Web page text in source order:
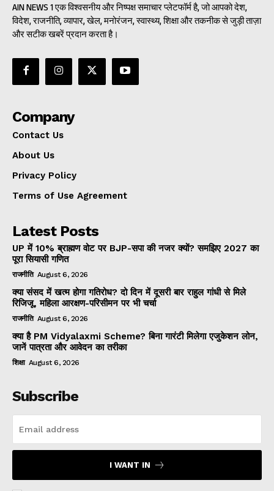
AIN NEWS 1 एक विश्वसनीय और निष्पक्ष समाचार प्लेटफॉर्म है, जो आपको देश,
विदेश, राजनीति, व्यापार, खेल, मनोरंजन, स्वास्थ्य, शिक्षा और तकनीक से जुड़ी ताज़ा
और सटीक खबरें प्रदान करता है।
Company
Contact Us
About Us
Privacy Policy
Terms of Use Agreement
Latest Posts
UP में 10% ब्राह्मण वोट पर BJP-सपा की नजर क्यों? समझिए 2027 का
पूरा सियासी गणित
राजनीति August 6, 2026
क्या संसद में खत्म होगा गतिरोध? दो दिन में दूसरी बार राहुल गांधी से मिले
रिजिजू, महिला आरक्षण-परिसीमन पर भी चर्चा
राजनीति August 6, 2026
क्या है PM Vidyalaxmi Scheme? बिना गारंटी मिलेगा एजुकेशन लोन,
जानें पात्रता और आवेदन का तरीका
शिक्षा August 6, 2026
Subscribe
I WANT IN